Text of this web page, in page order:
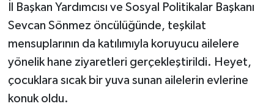
İl Başkan Yardımcısı ve Sosyal Politikalar Başkanı
Sevcan Sönmez öncülüğünde, teşkilat
mensuplarının da katılımıyla koruyucu ailelere
yönelik hane ziyaretleri gerçekleştirildi. Heyet,
çocuklara sıcak bir yuva sunan ailelerin evlerine
konuk oldu.